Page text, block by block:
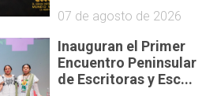
07 de agosto de 2026
Inauguran el Primer
Encuentro Peninsular
de Escritoras y Esc...